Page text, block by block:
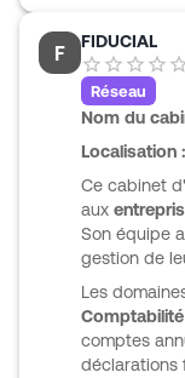
F
FIDUCIAL
Réseau
Nom du
Localisation :
Ce cabinet
aux
Son équipe
gestion de
Les
Comptabilité
comptes
déclarations